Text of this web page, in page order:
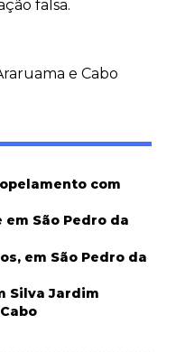
falsa.
e Cabo
com
São Pedro da
em São Pedro da
Silva Jardim